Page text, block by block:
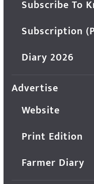
Subscribe To
Subscription
Diary 2026
Advertise
Website
Print Edition
Farmer Diary